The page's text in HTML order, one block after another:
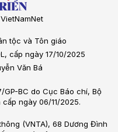
tộc và Tôn giáo
cấp ngày 17/10/2025
Văn Bá
BC do Cục Báo chí, Bộ
ngày 06/11/2025.
(VNTA), 68 Dương Đình